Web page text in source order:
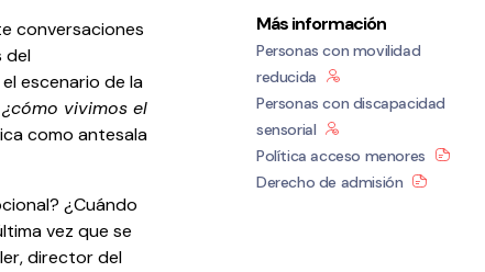
conversaciones
del
escenario de la
vivimos el
como antesala
¿Cuándo
vez que se
director del
Más información
Personas con movilidad
reducida
Personas con discapacidad
sensorial
Política acceso menores
Derecho de admisión